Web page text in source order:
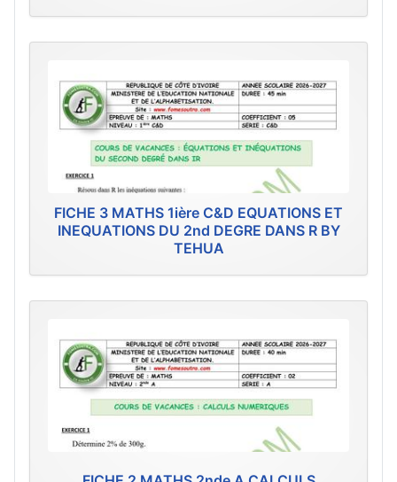
FICHE 3 MATHS 1ière C&D EQUATIONS ET
INEQUATIONS DU 2nd DEGRE DANS R BY
TEHUA